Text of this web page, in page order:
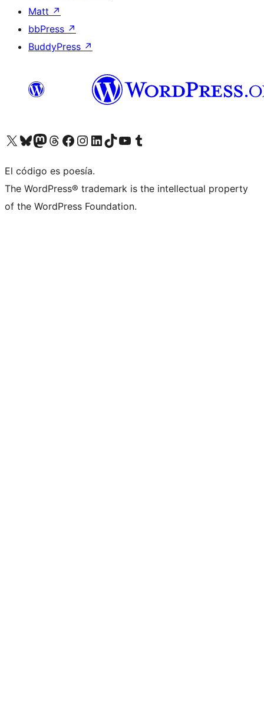
Matt ↗
bbPress ↗
BuddyPress ↗
Visita nuestra cuenta de X (anteriormente Twitter)
Visita nuestra cuenta de Bluesky
Visita nuestra cuenta de Mastodon
Visita nuestra cuenta de Threads
Visita nuestra página de Facebook
Visita nuestra cuenta de Instagram
Visita nuestra cuenta de LinkedIn
Visita nuestra cuenta de TikTok
Visita nuestro canal de YouTube
Visita nuestra cuenta de Tumblr
El código es poesía.
The WordPress® trademark is the intellectual property
of the WordPress Foundation.